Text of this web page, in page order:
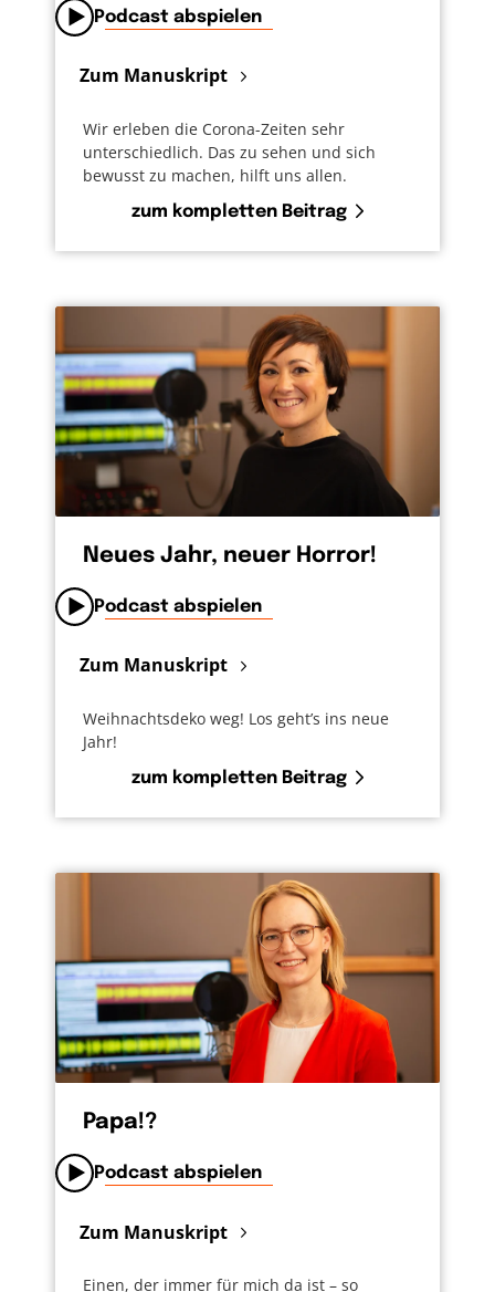
Podcast abspielen
Zum Manuskript
Wir erleben die Corona-Zeiten sehr
unterschiedlich. Das zu sehen und sich
bewusst zu machen, hilft uns allen.
zum kompletten Beitrag
Neues Jahr, neuer Horror!
Podcast abspielen
Zum Manuskript
Weihnachtsdeko weg! Los geht’s ins neue
Jahr!
zum kompletten Beitrag
Papa!?
Podcast abspielen
Zum Manuskript
Einen, der immer für mich da ist – so